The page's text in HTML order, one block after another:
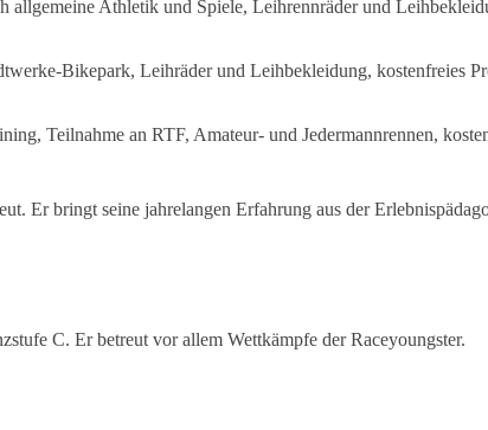
Athletik und Spiele, Leihrennräder und
Bikepark, Leihräder und Leihbekleidung, kostenfreies
Teilnahme an RTF, Amateur- und Jedermannrennen,
Er bringt seine jahrelangen Erfahrung aus der
C. Er betreut vor allem Wettkämpfe der Raceyoungster.